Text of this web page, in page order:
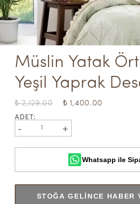
Müslin Yatak
Yeşil Yaprak
₺ 2,129.00 ₺ 1,400.00
ADET:
- 1 +
Whatsapp ile
STOĞA GELINCE HABER